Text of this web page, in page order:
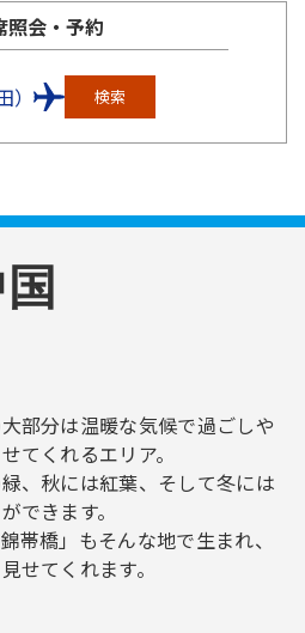
照会・予約
検索
部分は温暖な気候で過ごしや
てくれるエリア。
、秋には紅葉、そして冬には
できます。
帯橋」もそんな地で生まれ、
せてくれます。